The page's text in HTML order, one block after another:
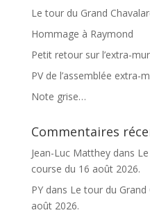
v
:
Le tour du Grand
Hommage à Raymond
Petit retour sur l’extra-
PV de l’assemblée extra-
Note grise…
Commentaires
Jean-Luc Mattheydans
course du 16 août 2026.
PYdans Le tour du Grand
août 2026.